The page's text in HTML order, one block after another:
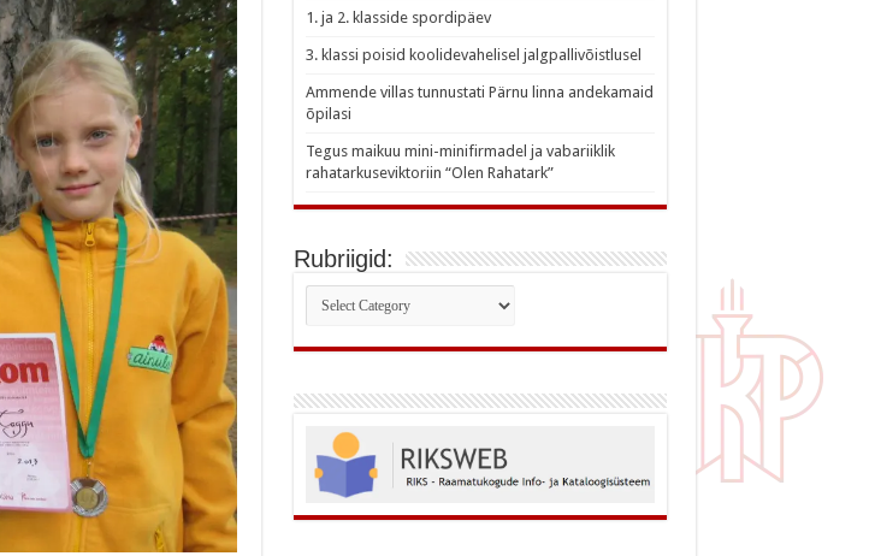
1. ja 2. klasside spordipäev
3. klassi poisid koolidevahelisel jalgpallivõistlusel
Ammende villas tunnustati Pärnu linna andekamaid
õpilasi
Tegus maikuu mini-minifirmadel ja vabariiklik
rahatarkuseviktoriin “Olen Rahatark”
Rubriigid:
Rubriigid: